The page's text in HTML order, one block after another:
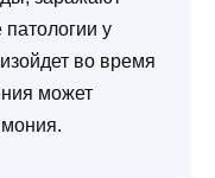
у
во время
может